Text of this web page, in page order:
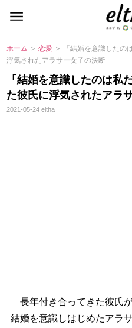
ホーム ＞恋愛 ＞ 「結婚を意識したの
浮気されたアラサー女子の決断
「結婚を意識したのは
た彼氏に浮気されたアラ
2021-05-24eltha
長年付き合ってきた彼氏
結婚を意識しはじめたアラ